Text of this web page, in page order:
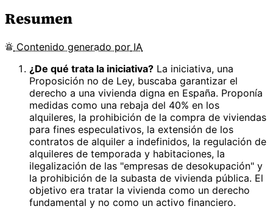
Resumen
Contenido generado por IA
¿De qué trata la iniciativa? La iniciativa, una
Proposición no de Ley, buscaba garantizar el
derecho a una vivienda digna en España. Proponía
medidas como una rebaja del 40% en los
alquileres, la prohibición de la compra de viviendas
para fines especulativos, la extensión de los
contratos de alquiler a indefinidos, la regulación de
alquileres de temporada y habitaciones, la
ilegalización de las "empresas de desokupación" y
la prohibición de la subasta de vivienda pública. El
objetivo era tratar la vivienda como un derecho
fundamental y no como un activo financiero.